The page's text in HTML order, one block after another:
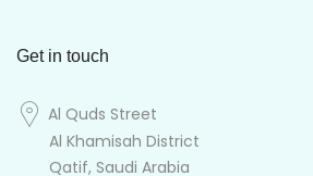
Get in touch
Al Quds Street
Al Khamisah District
Qatif, Saudi Arabia